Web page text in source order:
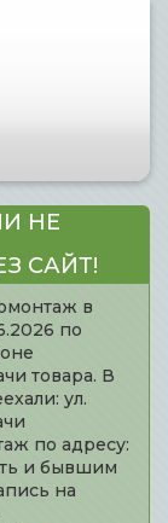
НЕ
САЙТ!
в
по
товара. В
ул.
по адресу:
и бывшим
на